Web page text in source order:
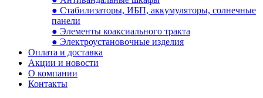
● Стабилизаторы, ИБП, аккумуляторы, солнечные
панели
● Элементы коаксиального тракта
● Электроустановочные изделия
Оплата и доставка
Акции и новости
О компании
Контакты